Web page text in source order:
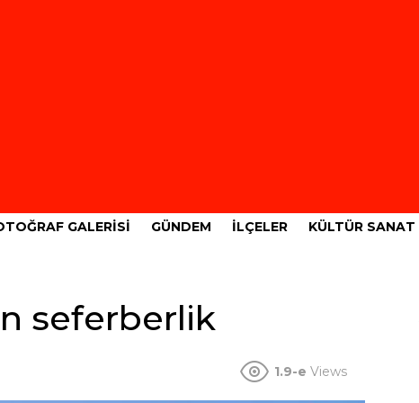
GALERISI GÜNDEM İLÇELER KÜLTÜR SANAT
seferberlik
1.9-e Views